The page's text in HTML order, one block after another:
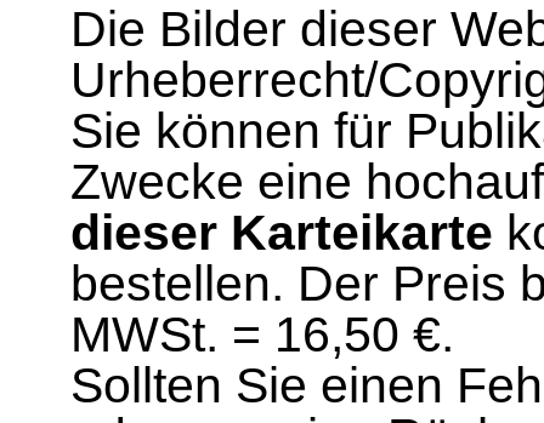
Die Bilder dieser
Urheberrecht/
Sie können für
Zwecke eine
dieser Karteikarte
bestellen. Der Preis
MWSt. = 16,50 €.
Sollten Sie einen